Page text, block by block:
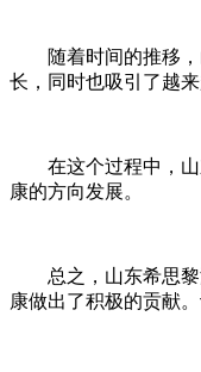
随着时间的推移，
长，同时也吸引了越
在这个过程中，山
康的方向发展。
总之，山东希思黎
康做出了积极的贡献